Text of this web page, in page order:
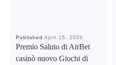
Published April 15, 2026
Premio Saluto di AirBet
casinò nuovo Giochi di